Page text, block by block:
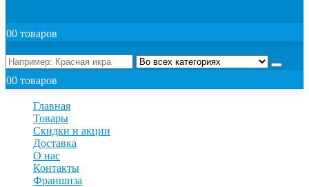
00 товаров
00 товаров
Главная
Товары
Скидки и акции
Доставка
О нас
Контакты
Франшиза